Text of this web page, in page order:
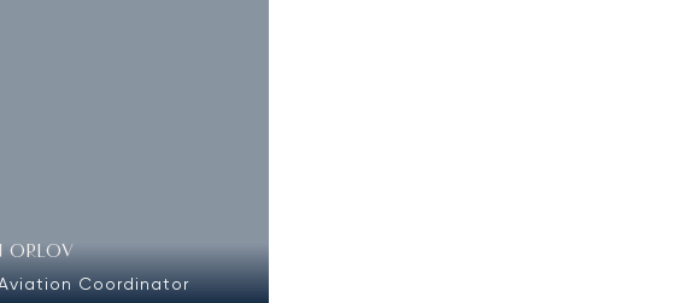
ORLOV
Coordinator